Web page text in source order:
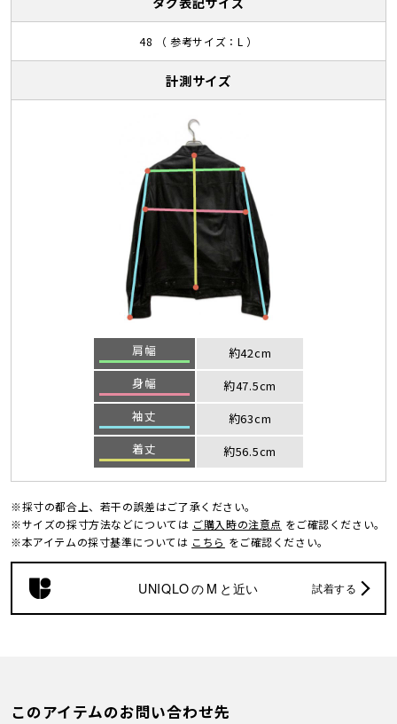
48 （ 参考サイズ：L ）
計測サイズ
肩幅
約42cm
身幅
約47.5cm
袖丈
約63cm
着丈
約56.5cm
※採寸の都合上、若干の誤差はご了承ください。
※サイズの採寸方法などについては ご購入時の注意点 をご確認ください。
※本アイテムの採寸基準については こちら をご確認ください。
UNIQLOの M と近い 試着する
このアイテムのお問い合わせ先